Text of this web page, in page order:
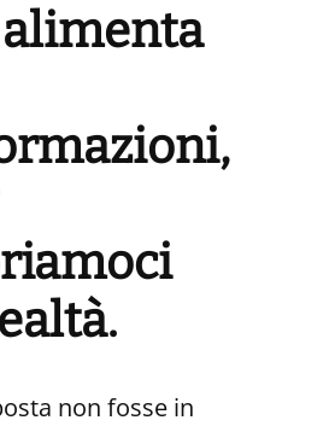
alimenta
non fosse in